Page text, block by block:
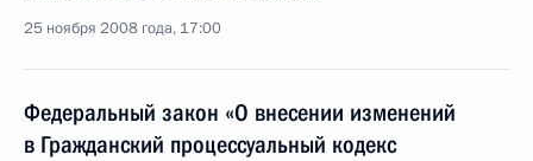
25 ноября 2008 года, 17:00
Федеральный закон «О внесении изменений
в Гражданский процессуальный кодекс